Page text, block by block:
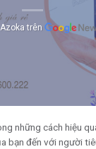
trên
những cách hiệu
bạn đến với người